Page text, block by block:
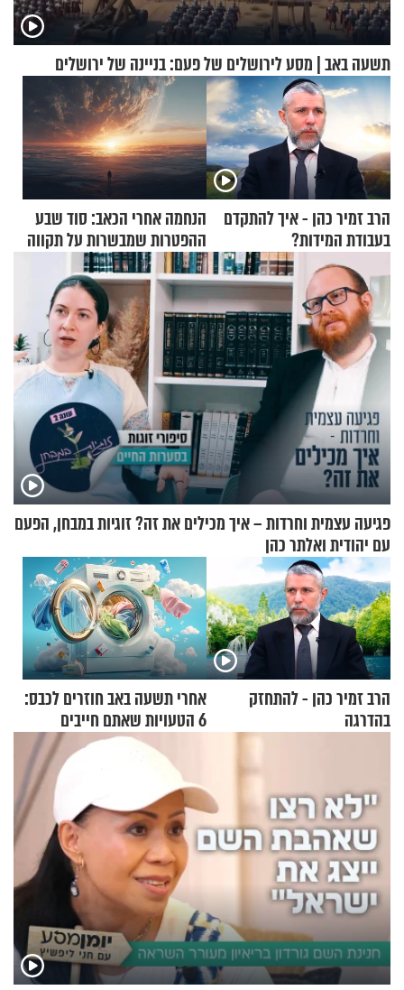
תשעה באב | מסע לירושלים של פעם: בניינה של ירושלים
הרב זמיר כהן - איך להתקדם
בעבודת המידות?
הנחמה אחרי הכאב: סוד שבע
ההפטרות שמבשרות על תקווה
וגאולה
פגיעה עצמית וחרדות – איך מכילים את זה? זוגיות במבחן, הפעם
עם יהודית ואלתר כהן
הרב זמיר כהן - להתחזק
בהדרגה
אחרי תשעה באב חוזרים לכבס:
6 הטעויות שאתם חייבים
להפסיק לעשות